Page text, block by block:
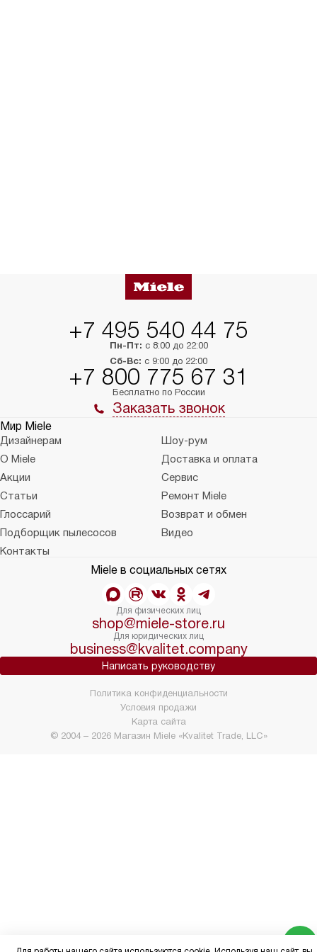
+7 495 540 44 75
Пн-Пт: с 8:00 до 22:00
Сб-Вс: с 9:00 до 22:00
+7 800 775 67 31
Бесплатно по России
Заказать звонок
Мир Miele
Дизайнерам
Шоу-рум
О Miele
Доставка и оплата
Акции
Сервис
Статьи
Ремонт Miele
Глоссарий
Возврат и обмен
Подборщик пылесосов
Видео
Контакты
Miele в социальных сетях
Для физических лиц
shop@miele-store.ru
Для юридических лиц
business@kvalitet.company
Написать руководству
© 2004 – 2026 Магазин Miele «Kvalitet Trade, LLC»
Политика конфиденциальности
Условия продажи
Карта сайта